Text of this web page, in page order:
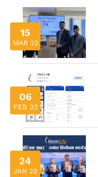
15
MAR 22
06
FEB 22
24
JAN 22